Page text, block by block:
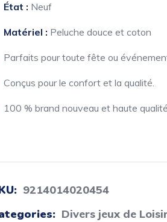
État : Neuf
Matériel : Peluche douce et coton
Parfaits pour toute fête ou
Conçus pour le confort et la qualité.
100 % brand nouveau et haute
9214014020454
Divers jeux de